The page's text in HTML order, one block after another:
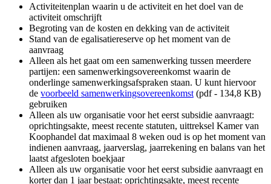
Activiteitenplan waarin u de activiteit en het doel van de
activiteit omschrijft
Begroting van de kosten en dekking van de activiteit
Stand van de egalisatiereserve op het moment van de
aanvraag
Alleen als het gaat om een samenwerking tussen meerdere
partijen: een samenwerkingsovereenkomst waarin de
onderlinge samenwerkingsafspraken staan. U kunt hiervoor
de voorbeeld samenwerkingsovereenkomst (pdf - 134,8 KB)
gebruiken
Alleen als uw organisatie voor het eerst subsidie aanvraagt:
oprichtingsakte, meest recente statuten, uittreksel Kamer van
Koophandel dat maximaal 8 weken oud is op het moment van
indienen aanvraag, jaarverslag, jaarrekening en balans van het
laatst afgesloten boekjaar
Alleen als uw organisatie voor het eerst subsidie aanvraagt en
korter dan 1 jaar bestaat: oprichtingsakte, meest recente